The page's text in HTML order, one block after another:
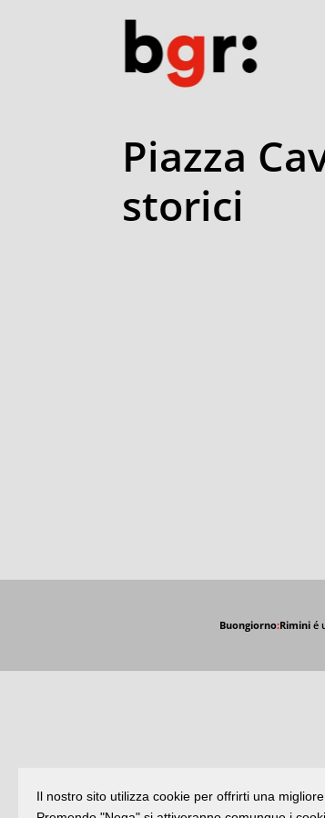
Piazza
storici
Buongiorno:Riminié
Il nostro sito utilizza cookie per offrirti una